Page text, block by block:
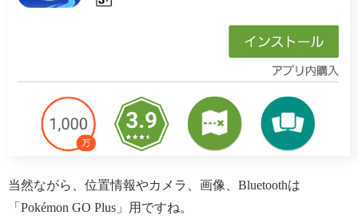
当然ながら、位置情報やカメラ、画像、Bluetoothは
「Pokémon GO Plus」用ですね。